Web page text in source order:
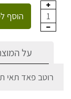
1 הוסף
על
רוטב פאד תאי